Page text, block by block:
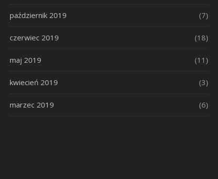
październik 2019 (7)
czerwiec 2019 (18)
maj 2019 (11)
kwiecień 2019 (3)
marzec 2019 (6)